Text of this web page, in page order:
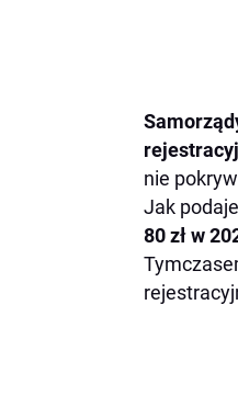
nie
Jak
80 zł w